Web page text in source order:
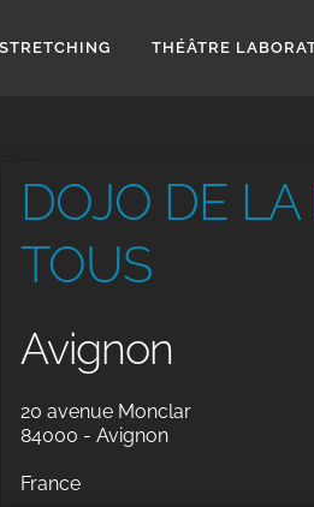
STRETCHING THÉÂTRE
DOJO DE
TOUS
Avignon
20 avenue Monclar
84000 - Avignon
France